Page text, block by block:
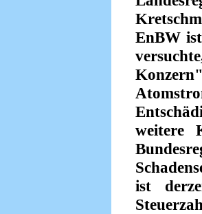
EnBW
weitere
ist